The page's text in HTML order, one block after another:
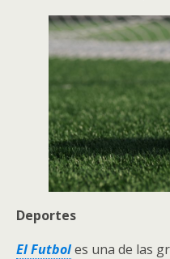
Deportes
El Futboles una de las